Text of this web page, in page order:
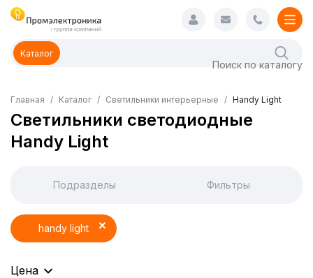
Каталог
Главная Каталог Светильники интерьерные Handy Light
Светильники светодиодные
Handy Light
Подразделы Фильтры
handy light
Цена